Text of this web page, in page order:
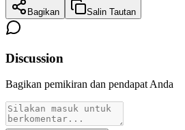
Bagikan Salin Tautan
Discussion
Bagikan pemikiran dan pendapat Anda